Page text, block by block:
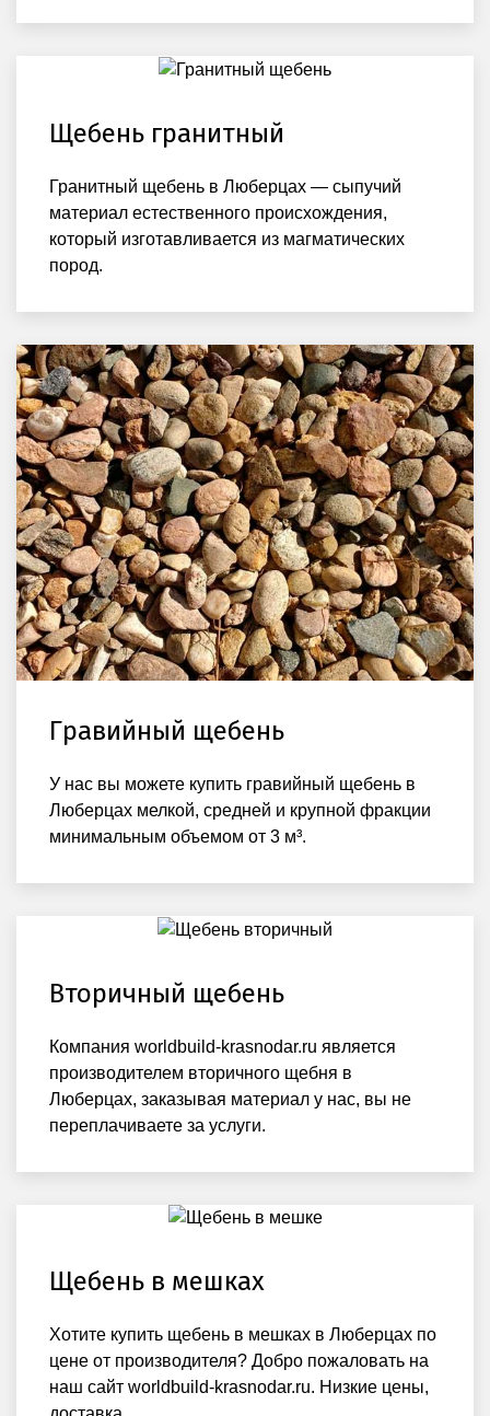
Щебень гранитный
Гранитный щебень в Люберцах — сыпучий
материал естественного происхождения,
который изготавливается из магматических
пород.
Гравийный щебень
У нас вы можете купить гравийный щебень в
Люберцах мелкой, средней и крупной фракции
минимальным объемом от 3 м³.
Вторичный щебень
Компания worldbuild-krasnodar.ru является
производителем вторичного щебня в
Люберцах, заказывая материал у нас, вы не
переплачиваете за услуги.
Щебень в мешках
Хотите купить щебень в мешках в Люберцах по
цене от производителя? Добро пожаловать на
наш сайт worldbuild-krasnodar.ru. Низкие цены,